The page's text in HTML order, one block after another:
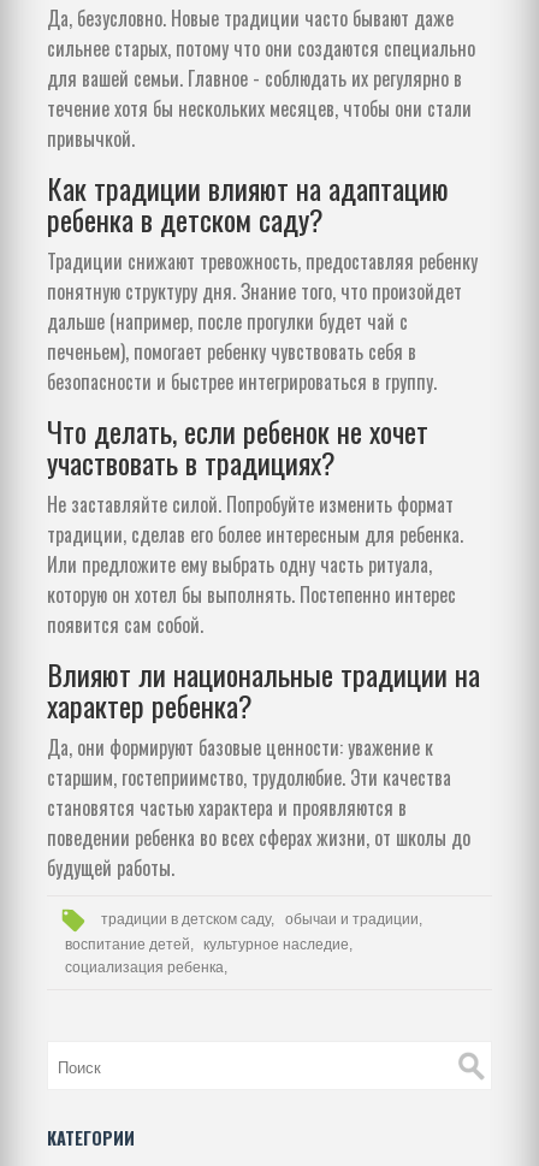
Да, безусловно. Новые традиции часто бывают даже
сильнее старых, потому что они создаются специально
для вашей семьи. Главное - соблюдать их регулярно в
течение хотя бы нескольких месяцев, чтобы они стали
привычкой.
Как традиции влияют на адаптацию
ребенка в детском саду?
Традиции снижают тревожность, предоставляя ребенку
понятную структуру дня. Знание того, что произойдет
дальше (например, после прогулки будет чай с
печеньем), помогает ребенку чувствовать себя в
безопасности и быстрее интегрироваться в группу.
Что делать, если ребенок не хочет
участвовать в традициях?
Не заставляйте силой. Попробуйте изменить формат
традиции, сделав его более интересным для ребенка.
Или предложите ему выбрать одну часть ритуала,
которую он хотел бы выполнять. Постепенно интерес
появится сам собой.
Влияют ли национальные традиции на
характер ребенка?
Да, они формируют базовые ценности: уважение к
старшим, гостеприимство, трудолюбие. Эти качества
становятся частью характера и проявляются в
поведении ребенка во всех сферах жизни, от школы до
будущей работы.
традиции в детском саду,
обычаи и традиции,
воспитание детей,
культурное наследие,
социализация ребенка,
КАТЕГОРИИ